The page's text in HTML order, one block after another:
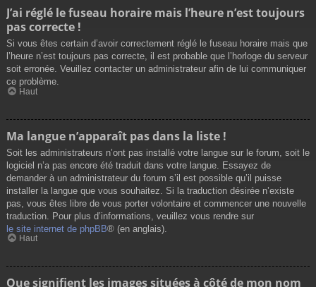
J’ai réglé le fuseau horaire mais l’heure n’est toujours
pas correcte !
Si vous êtes certain d’avoir correctement réglé le fuseau horaire mais que
l’heure n’est toujours pas correcte, il est probable que l’horloge du serveur
soit erronée. Veuillez contacter un administrateur afin de lui communiquer
ce problème.
Haut
Ma langue n’apparaît pas dans la liste !
Soit les administrateurs n’ont pas installé votre langue sur le forum, soit le
logiciel n’a pas encore été traduit dans votre langue. Essayez de
demander à un administrateur du forum s’il est possible qu’il puisse
installer la langue que vous souhaitez. Si la traduction désirée n’existe
pas, vous êtes libre de vous porter volontaire et commencer une nouvelle
traduction. Pour plus d’informations, veuillez vous rendre sur
le site internet de phpBB® (en anglais).
Haut
Que signifient les images situées à côté de mon nom